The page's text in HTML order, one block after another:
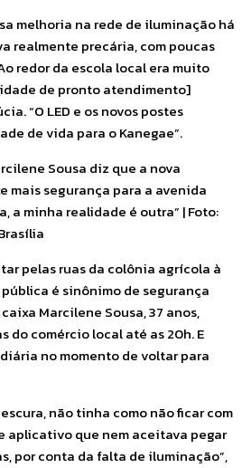
melhoria na rede de iluminação há
realmente precária, com poucas
redor da escola local era muito
de pronto atendimento]
“O LED e os novos postes
de vida para o Kanegae”.
Sousa diz que a nova
mais segurança para a avenida
a minha realidade é outra” | Foto:
pelas ruas da colônia agrícola à
é sinônimo de segurança
Marcilene Sousa, 37 anos,
do comércio local até as 20h. E
no momento de voltar para
não tinha como não ficar com
aplicativo que nem aceitava pegar
por conta da falta de iluminação”,